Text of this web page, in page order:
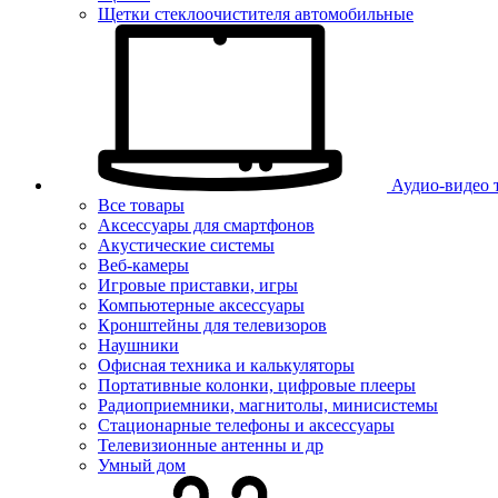
Щетки стеклоочистителя автомобильные
Аудио-видео
Все товары
Аксессуары для смартфонов
Акустические системы
Веб-камеры
Игровые приставки, игры
Компьютерные аксессуары
Кронштейны для телевизоров
Наушники
Офисная техника и калькуляторы
Портативные колонки, цифровые плееры
Радиоприемники, магнитолы, минисистемы
Стационарные телефоны и аксессуары
Телевизионные антенны и др
Умный дом